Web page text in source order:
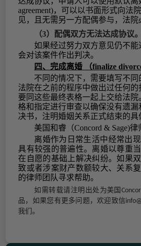
agreement)，可以以书面形式向法
见，且无需另一方配偶参与，法院
（3） 配偶双方无法达成协议。
如果经过努力双方意见仍不
会对该案件作出判决。
四、完成离婚
（finalize
不同的情况下，需要填写不
法院在之前的程序中做出过任何
要同这些最终表格一起上交给法
格和指定进行审查以确保没有遗漏
决书，注明婚姻关系正式结束的具
美国和睿（Concord & Sage)律
离婚作为日常生活中经常出
具有较强的普遍性。离婚以尊重
在自愿的基础上解决纠纷。如果
致或者涉案财产数额较大、关系
的律师团队寻求帮助。
如需转载请注明出处为美国
品，如果您有更多问题，欢迎致信info
我们。